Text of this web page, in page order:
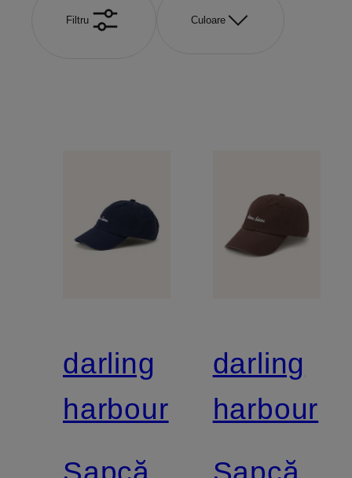
Filtru Culoare
darling
harbour
darling
harbour